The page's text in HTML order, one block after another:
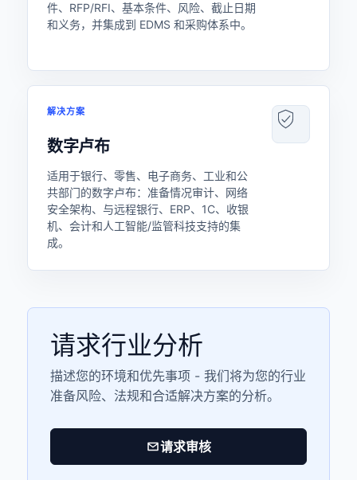
件、RFP/RFI、基本条件、风险、截止日期
和义务，并集成到 EDMS 和采购体系中。
解决方案
数字卢布
适用于银行、零售、电子商务、工业和公
共部门的数字卢布：准备情况审计、网络
安全架构、与远程银行、ERP、1C、收银
机、会计和人工智能/监管科技支持的集
成。
请求行业分析
描述您的环境和优先事项 - 我们将为您的行业
准备风险、法规和合适解决方案的分析。
请求审核